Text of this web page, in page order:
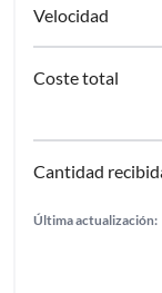
Última actualización: